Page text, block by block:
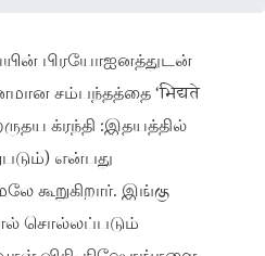
பிரயோஐனத்துடன்
சம்பந்தத்தை ‘भिद्यते
க்ரந்தி :இதயத்தில்
என்பது
கூறுகிறார். இங்கு
சொல்லப்படும்